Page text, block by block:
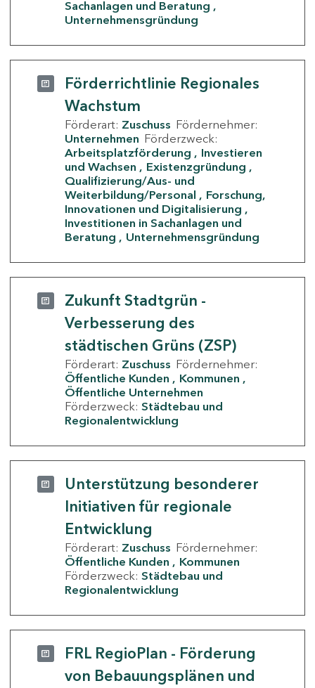
Sachanlagen und Beratung
Unternehmensgründung
Förderrichtlinie Regionales
Wachstum
Förderart: Zuschuss Fördernehmer:
Unternehmen Förderzweck:
Arbeitsplatzförderung
Investieren
und Wachsen
Existenzgründung
Qualifizierung/Aus- und
Weiterbildung/Personal
Forschung,
Innovationen und Digitalisierung
Investitionen in Sachanlagen und
Beratung
Unternehmensgründung
Zukunft Stadtgrün -
Verbesserung des
städtischen Grüns (ZSP)
Förderart: Zuschuss Fördernehmer:
Öffentliche Kunden
Kommunen
Öffentliche Unternehmen
Förderzweck: Städtebau und
Regionalentwicklung
Unterstützung besonderer
Initiativen für regionale
Entwicklung
Förderart: Zuschuss Fördernehmer:
Öffentliche Kunden
Kommunen
Förderzweck: Städtebau und
Regionalentwicklung
FRL RegioPlan - Förderung
von Bebauungsplänen und